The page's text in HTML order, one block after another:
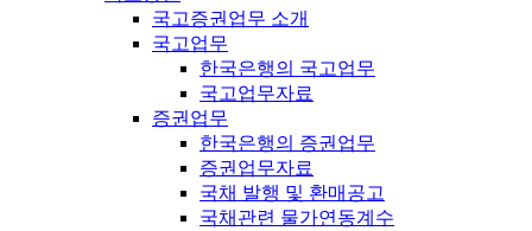
국고증권업무 소개
국고업무
한국은행의 국고업무
국고업무자료
증권업무
한국은행의 증권업무
증권업무자료
국채 발행 및 환매공고
국채관련 물가연동계수